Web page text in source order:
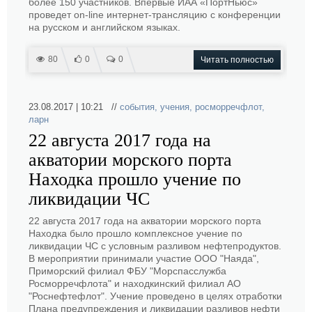
проведет on-line интернет-трансляцию с конференции
на русском и английском языках.
80 0 0 Читать полностью
23.08.2017 | 10:21 // события, учения, росморречфлот,
ларн
22 августа 2017 года на
акватории морского порта
Находка прошло учение по
ликвидации ЧС
22 августа 2017 года на акватории морского порта
Находка было прошло комплексное учение по
ликвидации ЧС с условным разливом нефтепродуктов.
В мероприятии принимали участие ООО "Наяда",
Приморский филиал ФБУ "Морспасслужба
Росморречфлота" и находкинский филиал АО
"Роснефтефлот". Учение проведено в целях отработки
Плана предупреждения и ликвидации разливов нефти